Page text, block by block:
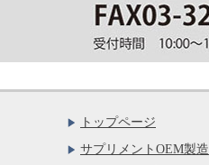
トップページ
サプリメントOEM製造